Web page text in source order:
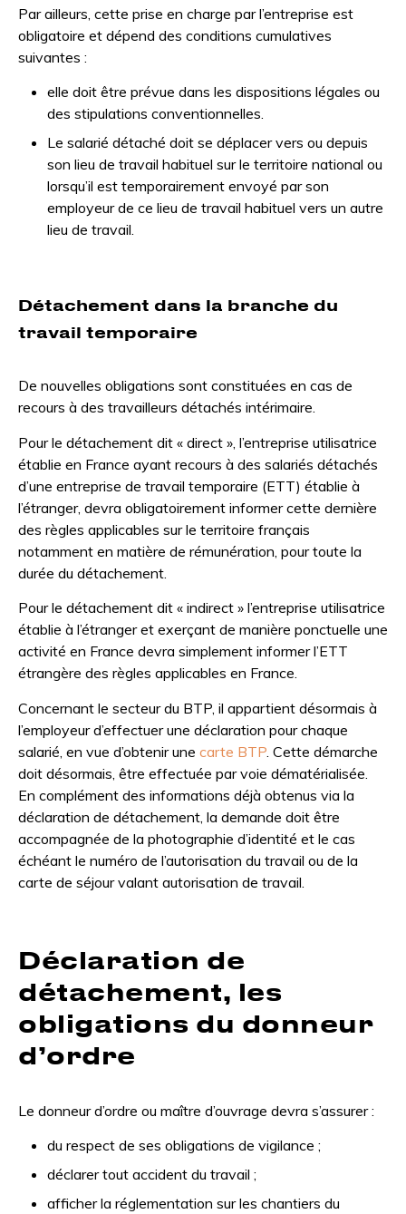
Par ailleurs, cette prise en charge par l’entreprise est
obligatoire et dépend des conditions cumulatives
suivantes :
elle doit être prévue dans les dispositions légales ou
des stipulations conventionnelles.
Le salarié détaché doit se déplacer vers ou depuis
son lieu de travail habituel sur le territoire national ou
lorsqu’il est temporairement envoyé par son
employeur de ce lieu de travail habituel vers un autre
lieu de travail.
Détachement dans la branche du
travail temporaire
De nouvelles obligations sont constituées en cas de
recours à des travailleurs détachés intérimaire.
Pour le détachement dit « direct », l’entreprise utilisatrice
établie en France ayant recours à des salariés détachés
d’une entreprise de travail temporaire (ETT) établie à
l’étranger, devra obligatoirement informer cette dernière
des règles applicables sur le territoire français
notamment en matière de rémunération, pour toute la
durée du détachement.
Pour le détachement dit « indirect » l’entreprise utilisatrice
établie à l’étranger et exerçant de manière ponctuelle une
activité en France devra simplement informer l’ETT
étrangère des règles applicables en France.
Concernant le secteur du BTP, il appartient désormais à
l’employeur d’effectuer une déclaration pour chaque
salarié, en vue d’obtenir une carte BTP . Cette démarche
doit désormais, être effectuée par voie dématérialisée.
En complément des informations déjà obtenus via la
déclaration de détachement, la demande doit être
accompagnée de la photographie d’identité et le cas
échéant le numéro de l’autorisation du travail ou de la
carte de séjour valant autorisation de travail.
Déclaration de
détachement, les
obligations du donneur
d’ordre
Le donneur d’ordre ou maître d’ouvrage devra s’assurer :
du respect de ses obligations de vigilance ;
déclarer tout accident du travail ;
afficher la réglementation sur les chantiers du